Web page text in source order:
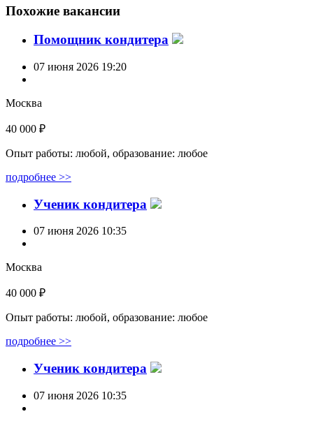
Похожие вакансии
Помощник кондитера
07 июня 2026 19:20
Москва
40 000 ₽
Опыт работы: любой, образование: любое
подробнее >>
Ученик кондитера
07 июня 2026 10:35
Москва
40 000 ₽
Опыт работы: любой, образование: любое
подробнее >>
Ученик кондитера
07 июня 2026 10:35